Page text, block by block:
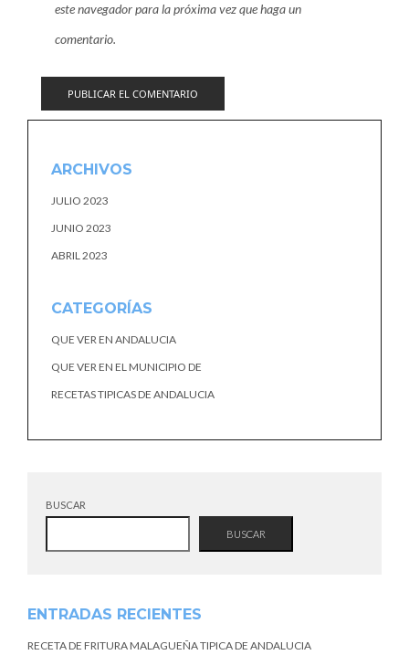
este navegador para la próxima vez que haga un
comentario.
ARCHIVOS
JULIO 2023
JUNIO 2023
ABRIL 2023
CATEGORÍAS
QUE VER EN ANDALUCIA
QUE VER EN EL MUNICIPIO DE
RECETAS TIPICAS DE ANDALUCIA
BUSCAR
BUSCAR
ENTRADAS RECIENTES
RECETA DE FRITURA MALAGUEÑA TIPICA DE ANDALUCIA